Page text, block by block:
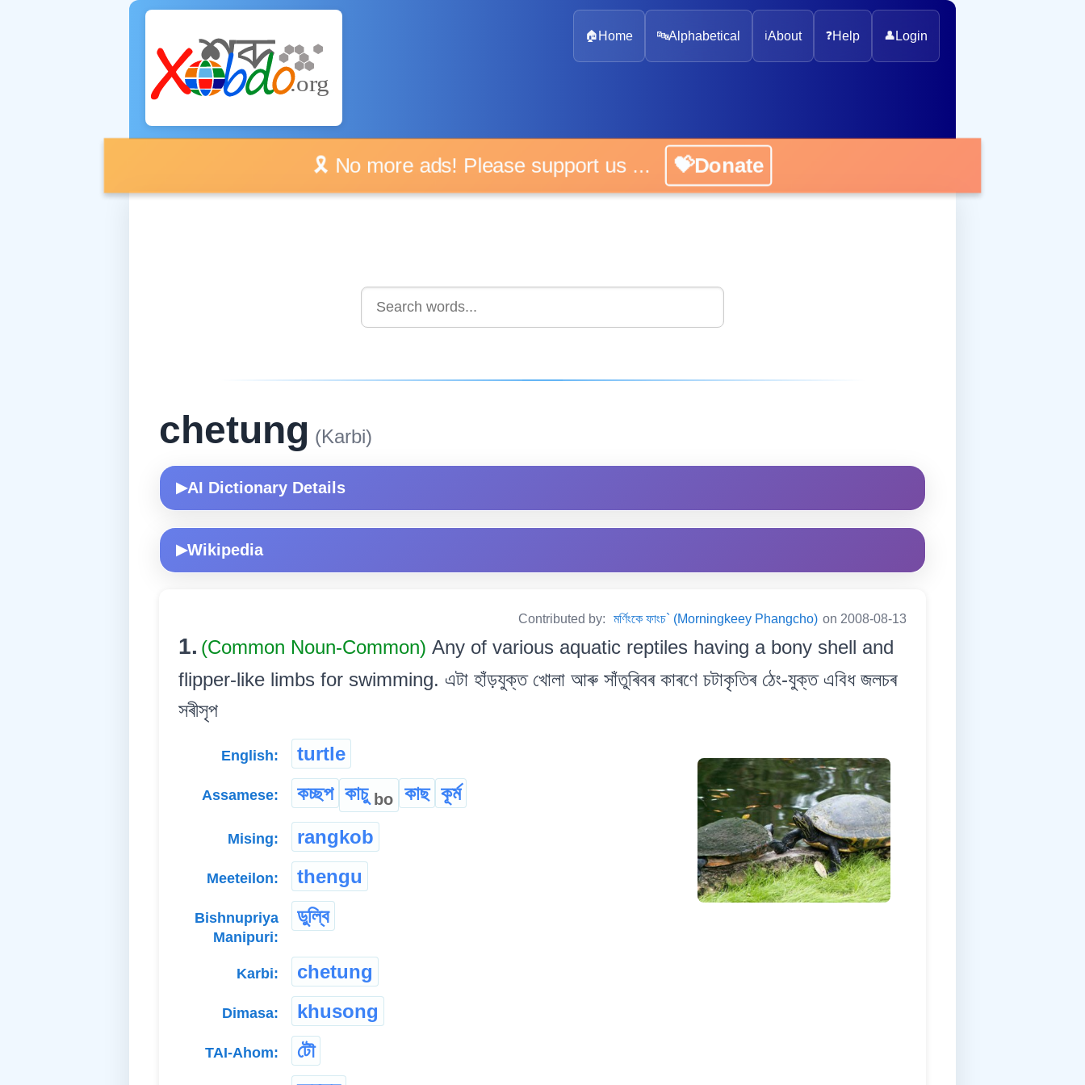
🏠 Home 🔤Alphabetical ℹ️About ❓Help 👤 Login
🎗️ No more ads! Please support us ... 💝Donate
chetung (Karbi)
▶AI Dictionary Details
▶Wikipedia
Contributed by: মৰ্ণিংকে ফাংচ` (Morningkeey Phangcho) on 2008-08-13
1. (Common Noun-Common) Any of various aquatic reptiles having a bony shell and
flipper-like limbs for swimming. এটা হাঁড়যুক্ত খোলা আৰু সাঁতুৰিবৰ কাৰণে চটাকৃতিৰ ঠেং-যুক্ত এবিধ জলচৰ
সৰীসৃপ
English: turtle
Assamese: কচ্ছপ কাচু bo কাছ কূৰ্ম
Mising: rangkob
Meeteilon: thengu
Bishnupriya
Manipuri:
ডুল্বি
Karbi: chetung
Dimasa: khusong
TAI-Ahom: টৌ